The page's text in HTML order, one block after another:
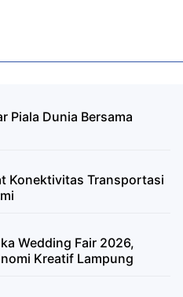
Piala Dunia Bersama
Konektivitas Transportasi
Wedding Fair 2026,
Kreatif Lampung